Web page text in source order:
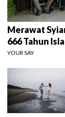
Merawat
666 Tahun
YOUR SAY